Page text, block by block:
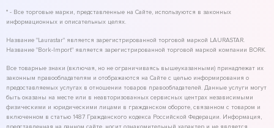
* - Все торговые марки, представленные на Сайте, используются в законных
информационных и описательных целях.
Название "Laurastar" является зарегистрированной торговой маркой LAURASTAR.
Название "Bork-Import" является зарегистрированной торговой маркой компании BORK.
Все товарные знаки (включая, но не ограничиваясь вышеуказанными) принадлежат их
законным правообладателям и отображаются на Сайте с целью информирования о
предоставляемых услугах в отношении товаров правообладателей. Данные услуги могут
быть оказаны на месте или в неавторизованных сервисных центрах независимыми
физическими и юридическими лицами в гражданском обороте, связанном с товаром и
включенном в статью 1487 Гражданского кодекса Российской Федерации. Информация,